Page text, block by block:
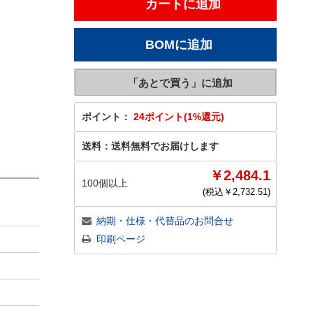
ポイント： 24ポイント(1%還元)
送料： 送料無料でお届けします
100個以上 ￥2,484.1
(税込￥ 2,732.51)
納期・仕様・代替品のお問合せ
印刷ページ